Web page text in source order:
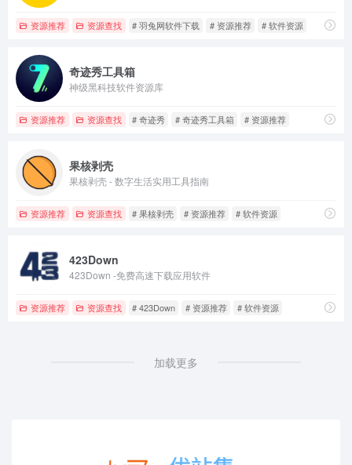
资源推荐 资源查找 # 羽兔网软件下载 # 资源推荐 # 软件资源
奇迹秀工具箱
神级黑科技软件资源库
资源推荐 资源查找 # 奇迹秀 # 奇迹秀工具箱 # 资源推荐
果核剥壳
果核剥壳 - 数字生活实用工具指南
资源推荐 资源查找 # 果核剥壳 # 资源推荐 # 软件资源
423Down
423Down -免费高速下载应用软件
资源推荐 资源查找 # 423Down # 资源推荐 # 软件资源
加载更多